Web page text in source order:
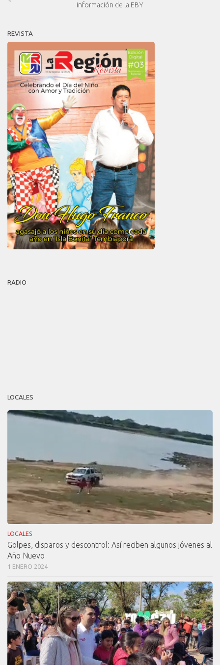
información de la EBY
REVISTA
RADIO
LOCALES
LOCALES
Golpes, disparos y descontrol: Así reciben algunos jóvenes al
Año Nuevo
1 ENERO 2024